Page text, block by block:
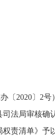
〔 2020〕 2号
法局审核确
责清单》予